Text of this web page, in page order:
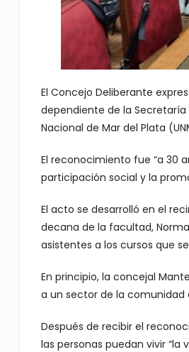
El Concejo Deliberante
dependiente de la Secretaría
Nacional de Mar del Plata
El reconocimiento fue “a 30
participación social y la
El acto se desarrolló en el
decana de la facultad, Norma
asistentes a los cursos que
En principio, la concejal
a un sector de la
Después de recibir el
las personas puedan vivir “la